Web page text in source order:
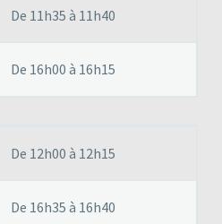
De 11h35 à 11h40
De 16h00 à 16h15
De 12h00 à 12h15
De 16h35 à 16h40